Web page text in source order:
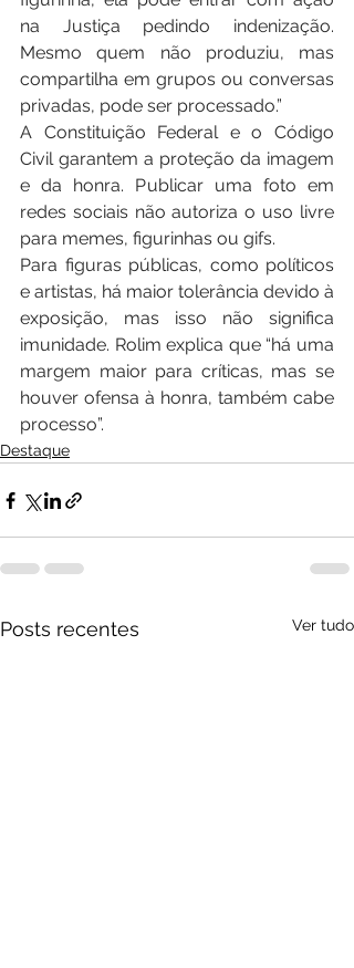
na Justiça pedindo indenização.
Mesmo quem não produziu, mas
compartilha em grupos ou conversas
privadas, pode ser processado.”
A Constituição Federal e o Código
Civil garantem a proteção da imagem
e da honra. Publicar uma foto em
redes sociais não autoriza o uso livre
para memes, figurinhas ou gifs.
Para figuras públicas, como políticos
e artistas, há maior tolerância devido à
exposição, mas isso não significa
imunidade. Rolim explica que “há uma
margem maior para críticas, mas se
houver ofensa à honra, também cabe
processo”.
Destaque
Posts recentes Ver tudo